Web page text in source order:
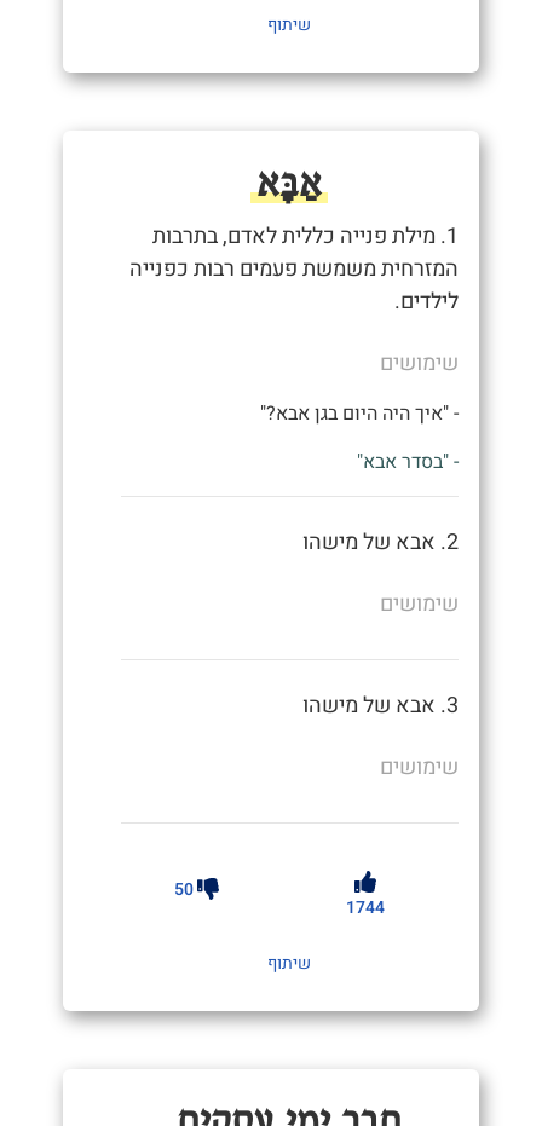
שיתוף
אַבָּא
1. מילת פנייה כללית לאדם, בתרבות
המזרחית משמשת פעמים רבות כפנייה
לילדים.
שימושים
- "איך היה היום בגן אבא?"
- "בסדר אבא"
2. אבא של מישהו
שימושים
3. אבא של מישהו
שימושים
1744
50
שיתוף